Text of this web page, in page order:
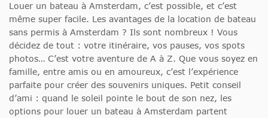
Louer un bateau à Amsterdam, c’est possible, et c’est
même super facile. Les avantages de la location de bateau
sans permis à Amsterdam ? Ils sont nombreux ! Vous
décidez de tout : votre itinéraire, vos pauses, vos spots
photos… C’est votre aventure de A à Z. Que vous soyez en
famille, entre amis ou en amoureux, c’est l’expérience
parfaite pour créer des souvenirs uniques. Petit conseil
d’ami : quand le soleil pointe le bout de son nez, les
options pour louer un bateau à Amsterdam partent